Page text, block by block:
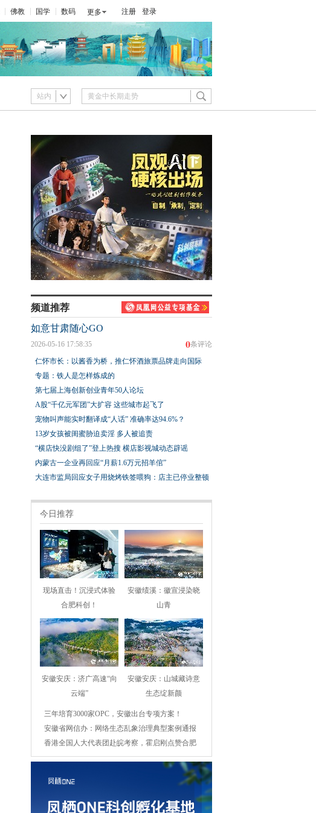
佛教 国学 数码 更多 注册 登录
站内
频道推荐
如意甘肃随心GO
0条评论
2026-05-16 17:58:35
仁怀市长：以酱香为桥，推仁怀酒旅票品牌走向国际
专题：铁人是怎样炼成的
第七届上海创新创业青年50人论坛
A股“千亿元军团”大扩容 这些城市起飞了
宠物叫声能实时翻译成“人话” 准确率达94.6%？
13岁女孩被闺蜜胁迫卖淫 多人被追责
“横店快没剧组了”登上热搜 横店影视城动态辟谣
内蒙古一企业再回应“月薪1.6万元招羊倌”
大连市监局回应女子用烧烤铁签喂狗：店主已停业整顿
今日推荐
现场直击！沉浸式体验
合肥科创！
安徽绩溪：徽宣浸染晓
山青
安徽安庆：济广高速“向
云端”
安徽安庆：山城藏诗意
生态绽新颜
三年培育3000家OPC，安徽出台专项方案！
安徽省网信办：网络生态乱象治理典型案例通报
香港全国人大代表团赴皖考察，霍启刚点赞合肥